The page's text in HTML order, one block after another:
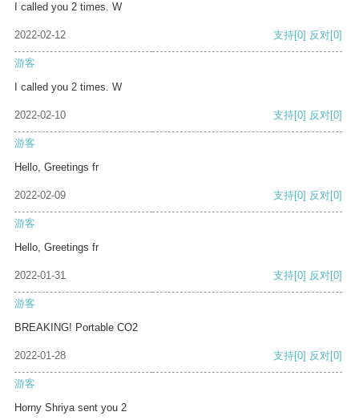
I called you 2 times. W
2022-02-12 支持[0] 反对[0]
游客
I called you 2 times. W
2022-02-10 支持[0] 反对[0]
游客
Hello, Greetings fr
2022-02-09 支持[0] 反对[0]
游客
Hello, Greetings fr
2022-01-31 支持[0] 反对[0]
游客
BREAKING! Portable CO2
2022-01-28 支持[0] 反对[0]
游客
Horny Shriya sent you 2